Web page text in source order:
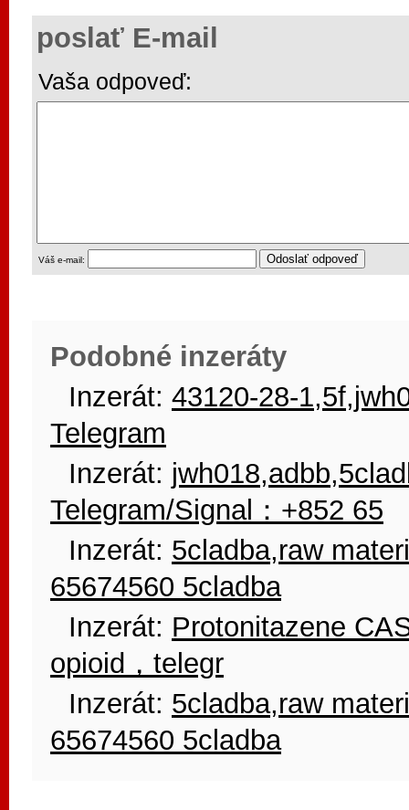
poslať E-mail
Vaša odpoveď:
Váš e-mail:
Podobné inzeráty
Inzerát: 43120-28-
Telegram
Inzerát:
Telegram/Signal：+852 65
Inzerát: 5cladba,raw
65674560 5cladba
Inzerát: Protonitazene
opioid，telegr
Inzerát: 5cladba,raw
65674560 5cladba